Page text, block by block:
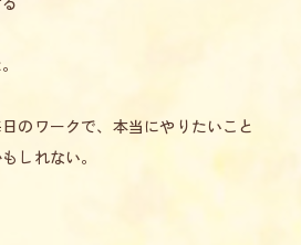
のワークで、本当にやりたいこと
しれない。